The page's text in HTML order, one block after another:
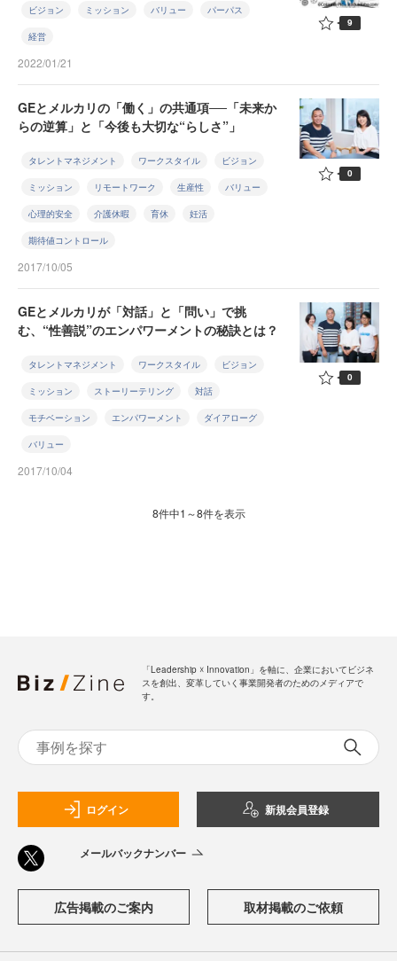
ビジョン ミッション バリュー パーパス
経営
2022/01/21
9
GEとメルカリの「働く」の共通項──「未来か
らの逆算」と「今後も大切な“らしさ”」
タレントマネジメント ワークスタイル ビジョン
ミッション リモートワーク 生産性 バリュー
心理的安全 介護休暇 育休 妊活
期待値コントロール
2017/10/05
0
GEとメルカリが「対話」と「問い」で挑
む、“性善説”のエンパワーメントの秘訣とは？
タレントマネジメント ワークスタイル ビジョン
ミッション ストーリーテリング 対話
モチベーション エンパワーメント ダイアローグ
バリュー
2017/10/04
0
8件中1～8件を表示
「Leadership ☓ Innovation」を軸に、企業においてビジネ
スを創出、変革していく事業開発者のためのメディアで
す。
ログイン 新規会員登録
メールバックナンバー
広告掲載のご案内 取材掲載のご依頼